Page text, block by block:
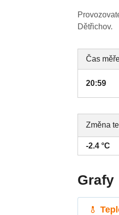
Dětřichov.
Čas
20:59
Změna
-2.4 °C
Grafy